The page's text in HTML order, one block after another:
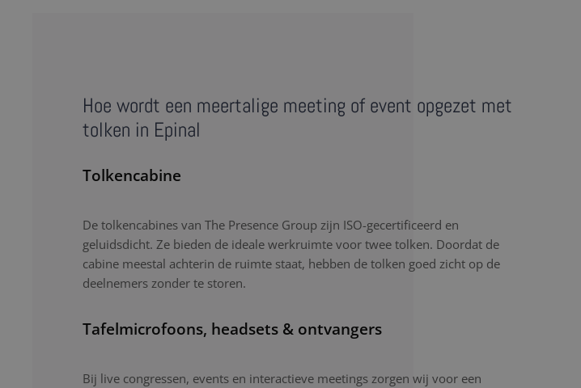
Hoe wordt een meertalige meeting of event opgezet met
tolken in Epinal
Tolkencabine
De tolkencabines van The Presence Group zijn ISO-gecertificeerd en
geluidsdicht. Ze bieden de ideale werkruimte voor twee tolken. Doordat de
cabine meestal achterin de ruimte staat, hebben de tolken goed zicht op de
deelnemers zonder te storen.
Tafelmicrofoons, headsets & ontvangers
Bij live congressen, events en interactieve meetings zorgen wij voor een